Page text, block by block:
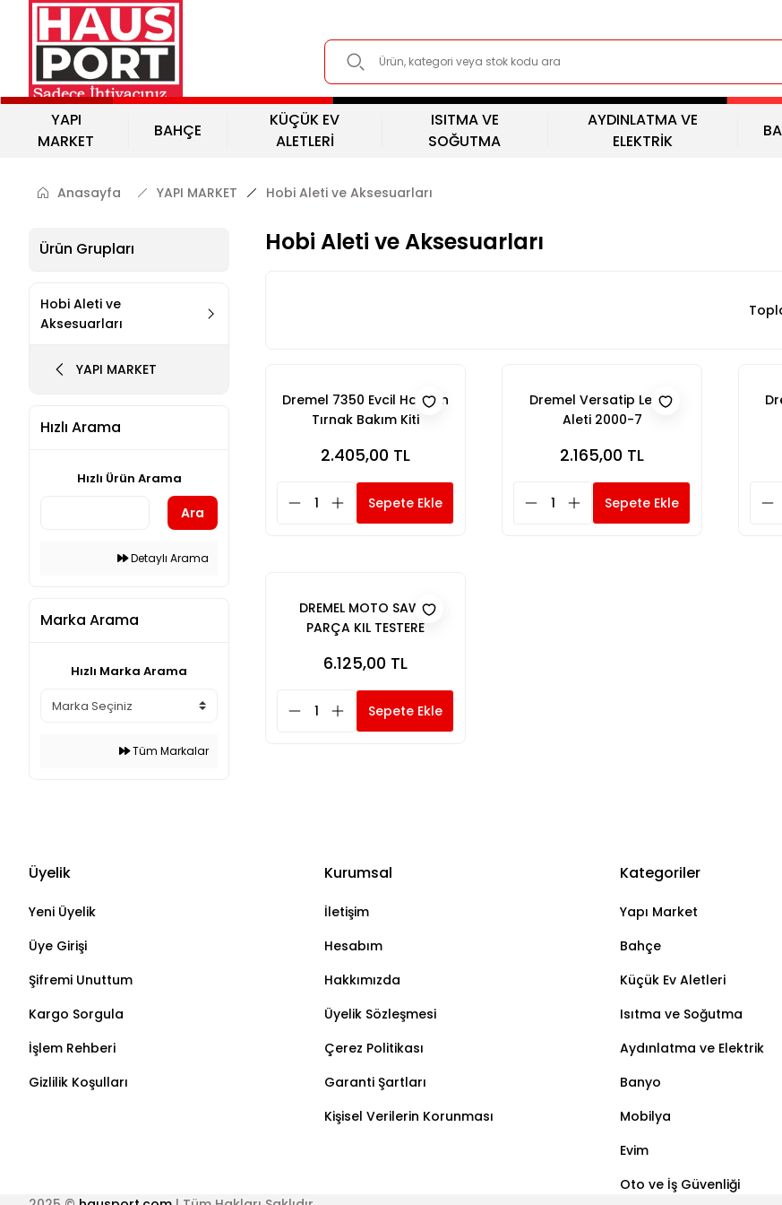
YAPI
MARKET
BAHÇE
KÜÇÜK EV
ALETLERİ
ISITMA VE
SOĞUTMA
AYDINLATMA VE
ELEKTRİK
Anasayfa YAPI MARKET Hobi Aleti ve Aksesuarları
Ürün Grupları
Hobi Aleti ve
Aksesuarları
YAPI MARKET
Hızlı Arama
Hızlı Ürün Arama
Ara
Detaylı Arama
Marka Arama
Hızlı Marka Arama
Tüm Markalar
Hobi Aleti ve Aksesuarları
Dremel 7350 Evcil Hayvan
Tırnak Bakım Kiti
2.405,00 TL
Sepete Ekle
Dremel Versatip Lehim
Aleti 2000-7
2.165,00 TL
Sepete Ekle
DREMEL MOTO SAW 6
PARÇA KIL TESTERE
6.125,00 TL
Sepete Ekle
Üyelik
Yeni Üyelik
Üye Girişi
Şifremi Unuttum
Kargo Sorgula
İşlem Rehberi
Gizlilik Koşulları
Kurumsal
İletişim
Hesabım
Hakkımızda
Üyelik Sözleşmesi
Çerez Politikası
Garanti Şartları
Kişisel Verilerin Korunması
Kategoriler
Yapı Market
Bahçe
Küçük Ev Aletleri
Isıtma ve Soğutma
Aydınlatma ve Elektrik
Banyo
Mobilya
Evim
Oto ve İş Güvenliği